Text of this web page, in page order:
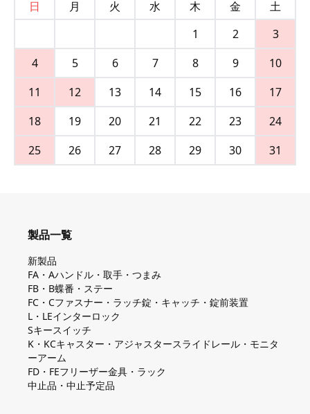
日
月 火 水 木 金
土
1
2
3
4
5 6 7 8 9
10
11
12 13 14 15 16
17
18
19 20 21 22 23
24
25
26 27 28 29 30 31
製品一覧
新製品
FA・Aハンドル・取手・つまみ
FB・B蝶番・ステー
FC・Cファスナー・ラッチ錠・キャッチ・錠前装置
L・LEインターロック
Sキースイッチ
K・KCキャスター・アジャスタースライドレール・モニタ
ーアーム
FD・FEフリーザー金具・ラック
中止品・中止予定品